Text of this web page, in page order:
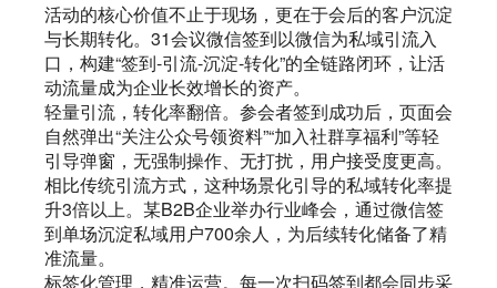
活动的核心价值不止于现场，更在于会后的客户沉淀
与长期转化。31会议微信签到以微信为私域引流入
口，构建“签到-引流-沉淀-转化”的全链路闭环，让活
动流量成为企业长效增长的资产。
轻量引流，转化率翻倍。参会者签到成功后，页面会
自然弹出“关注公众号领资料”“加入社群享福利”等轻
引导弹窗，无强制操作、无打扰，用户接受度更高。
相比传统引流方式，这种场景化引导的私域转化率提
升3倍以上。某B2B企业举办行业峰会，通过微信签
到单场沉淀私域用户700余人，为后续转化储备了精
准流量。
标签化管理，精准运营。每一次扫码签到都会同步采